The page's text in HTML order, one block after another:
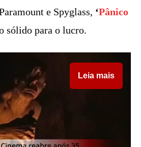
e Spyglass, ‘Pânico
sólido para o lucro.
Leia mais